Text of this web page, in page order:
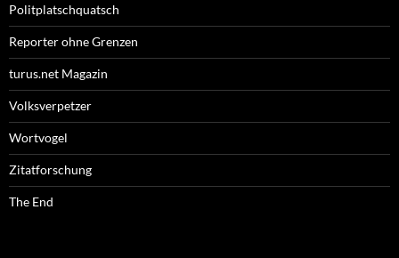
Politplatschquatsch
Reporter ohne Grenzen
turus.net Magazin
Volksverpetzer
Wortvogel
Zitatforschung
The End